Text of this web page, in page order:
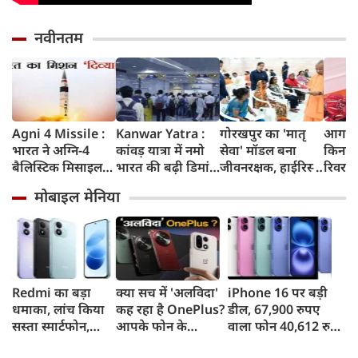
नवीनतम
Agni 4 Missile :
भारत ने अग्नि-4
बैलिस्टिक मिसाइल
किया, 4,000 KM
तक मारक क्षमता
Kanwar Yatra :
कांवड़ यात्रा में नमो
भारत की बढ़ी डिमांड,
कई स्टेशनों पर 50%
तक बढ़ी यात्रियों की
संख्या
गोरखपुर का 'मातृ
सेवा' मॉडल बना
जीवनरक्षक, हाईरिस्क
इलाज से बची 77
जिंदगियां
आगरा
रिवर
करेगी
मोबाइल मेनिया
Redmi का बड़ा
धमाका, लांच किया
सस्ता स्मार्टफोन,
क्या सच में 'अलविदा'
कह रहा है OnePlus?
आपके फोन के
iPhone 16 पर बड़ी
डील, 67,900 रुपए
वाला फोन 40,612 रुपए